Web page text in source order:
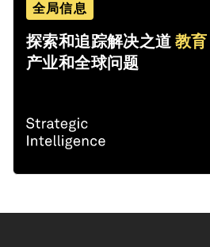
全局信息
探索和追踪解决之道教育
产业和全球问题